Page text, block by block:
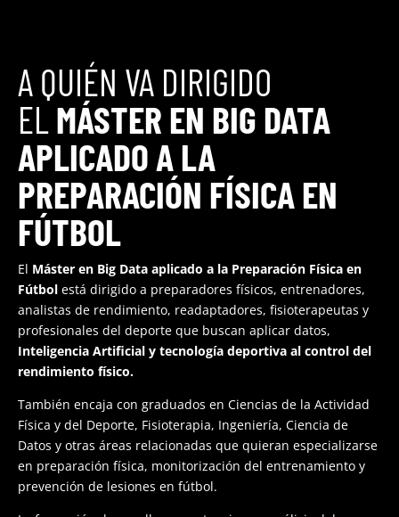
A QUIÉN VA DIRIGIDO
ELMÁSTER EN BIG DATA
APLICADO A LA
PREPARACIÓN FÍSICA EN
FÚTBOL
El Máster en Big Data aplicado a la Preparación Física en
Fútbol está dirigido a preparadores físicos, entrenadores,
analistas de rendimiento, readaptadores, fisioterapeutas y
profesionales del deporte que buscan aplicar datos,
Inteligencia Artificial y tecnología deportiva al control del
rendimiento físico.
También encaja con graduados en Ciencias de la Actividad
Física y del Deporte, Fisioterapia, Ingeniería, Ciencia de
Datos y otras áreas relacionadas que quieran especializarse
en preparación física, monitorización del entrenamiento y
prevención de lesiones en fútbol.